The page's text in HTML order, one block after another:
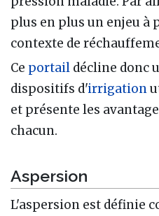
plus en plus un enjeu à
contexte de
Ce portail décline donc
dispositifs d'irrigation
et présente les
chacun.
Aspersion
L'aspersion est définie